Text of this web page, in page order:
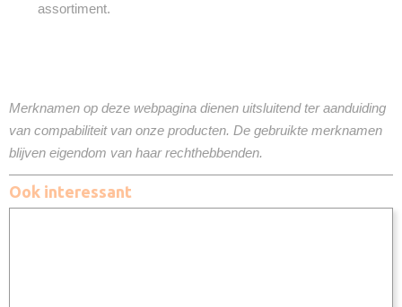
assortiment.
Merknamen op deze webpagina dienen uitsluitend ter aanduiding
van compabiliteit van onze producten. De gebruikte merknamen
blijven eigendom van haar rechthebbenden.
Ook interessant